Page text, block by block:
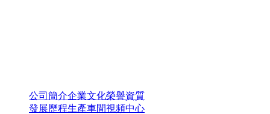
公司簡介企業文化榮譽資質
發展歷程生產車間視頻中心